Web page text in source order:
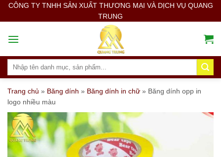
SkipCÔNG TY TNHH SẢN XUẤT THƯƠNG MẠI VÀ DỊCH VỤ QUANG
TRUNG
Search
Trang chủ » Băng dính » Băng dính in chữ » Băng dính opp in
logo nhiều màu